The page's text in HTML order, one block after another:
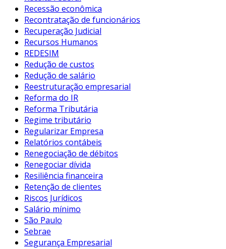
Recessão econômica
Recontratação de funcionários
Recuperação Judicial
Recursos Humanos
REDESIM
Redução de custos
Redução de salário
Reestruturação empresarial
Reforma do IR
Reforma Tributária
Regime tributário
Regularizar Empresa
Relatórios contábeis
Renegociação de débitos
Renegociar dívida
Resiliência financeira
Retenção de clientes
Riscos Jurídicos
Salário mínimo
São Paulo
Sebrae
Segurança Empresarial